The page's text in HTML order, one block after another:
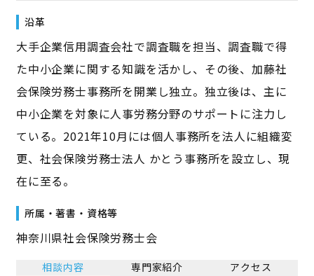
沿革
大手企業信用調査会社で調査職を担当、調査職で得
た中小企業に関する知識を活かし、その後、加藤社
会保険労務士事務所を開業し独立。独立後は、主に
中小企業を対象に人事労務分野のサポートに注力し
ている。2021年10月には個人事務所を法人に組織変
更、社会保険労務士法人 かとう事務所を設立し、現
在に至る。
所属・著書・資格等
神奈川県社会保険労務士会
相談内容 専門家紹介 アクセス